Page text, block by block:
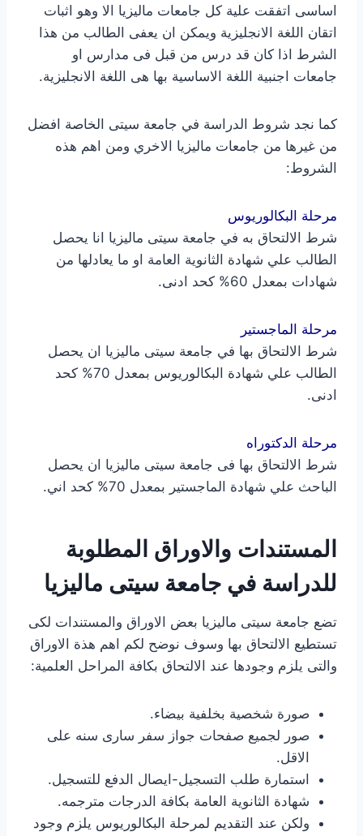
اساسى اتفقت علية كل جامعات ماليزيا الا وهو اثبات
اتقان اللغة الانجليزية ويمكن ان يعفى الطالب من هذا
الشرط اذا كان قد درس من قبل فى مدارس او
جامعات اجنبية اللغة الاساسية بها هى اللغة الانجليزية.
كما نجد شروط الدراسة في جامعة سيتى الخاصة افضل
من غيرها من جامعات ماليزيا الاخري ومن اهم هذه
الشروط:
مرحلة البكالوريوس
شرط الالتحاق به في جامعة سيتى ماليزيا انا يحصل
الطالب علي شهادة الثانوية العامة او ما يعادلها من
شهادات بمعدل 60% كحد ادنى.
مرحلة الماجستير
شرط الالتحاق بها في جامعة سيتى ماليزيا ان يحصل
الطالب علي شهادة البكالوريوس بمعدل 70% كحد
ادنى.
مرحلة الدكتوراه
شرط الالتحاق بها فى جامعة سيتى ماليزيا ان يحصل
الباحث علي شهادة الماجستير بمعدل 70% كحد اني.
المستندات والاوراق المطلوبة
للدراسة في جامعة سيتى ماليزيا
تضع جامعة سيتى ماليزيا بعض الاوراق والمستندات لكى
تستطيع الالتحاق بها وسوف نوضح لكم اهم هذة الاوراق
والتى يلزم وجودها عند الالتحاق بكافة المراحل العلمية:
صورة شخصية بخلفية بيضاء.
صور لجميع صفحات جواز سفر سارى سنه على
الاقل.
استمارة طلب التسجيل-ايصال الدفع للتسجيل.
شهادة الثانوية العامة بكافة الدرجات مترجمه.
ولكن عند التقديم لمرحلة البكالوريوس يلزم وجود